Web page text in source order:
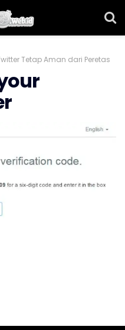
Tetap Aman dari Peretas